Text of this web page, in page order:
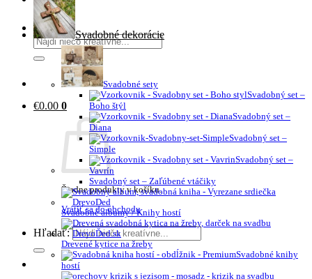
Hľadať:
€0.00 0
Žiadne produkty v košíku.
Vrátiť sa do obchodu
Hľadať:
Svadobné dekorácie
Svadobné sety
Svadobný set –
Boho štýl
Svadobný set –
Diana
Svadobný set –
Simple
Svadobný set –
Vavrín
Svadobný set – Zaľúbené vtáčiky
Svadobné albumy / Knihy hostí
Drevené kytice na žreby
Svadobné knihy
hostí